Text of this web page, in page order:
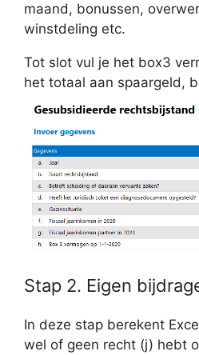
maand, bonussen,
winstdeling etc.
Tot slot vul je het box3
het totaal aan spaargeld,
Stap 2. Eigen
In deze stap berekent
wel of geen recht (j) hebt